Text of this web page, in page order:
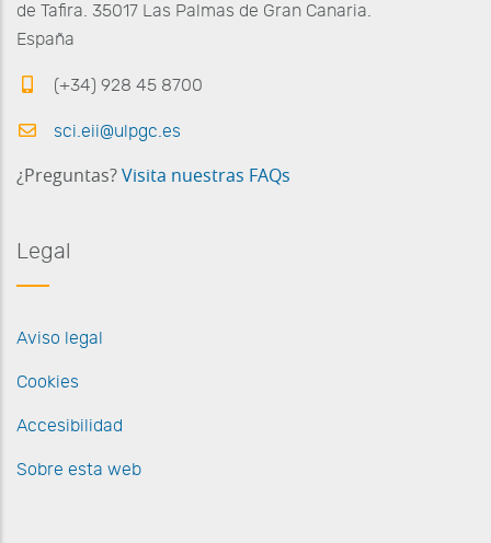
de Tafira. 35017 Las Palmas de Gran Canaria.
España
(+34) 928 45 8700
sci.eii@ulpgc.es
¿Preguntas? Visita nuestras FAQs
Legal
Aviso legal
Cookies
Accesibilidad
Sobre esta web